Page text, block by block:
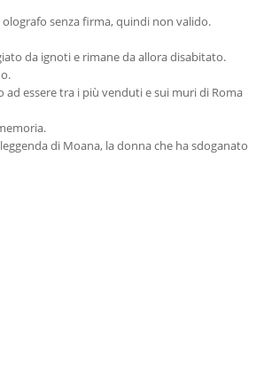
senza firma, quindi non valido.
da ignoti e rimane da allora disabitato.
ad essere tra i più venduti e sui muri di Roma
di Moana, la donna che ha sdoganato